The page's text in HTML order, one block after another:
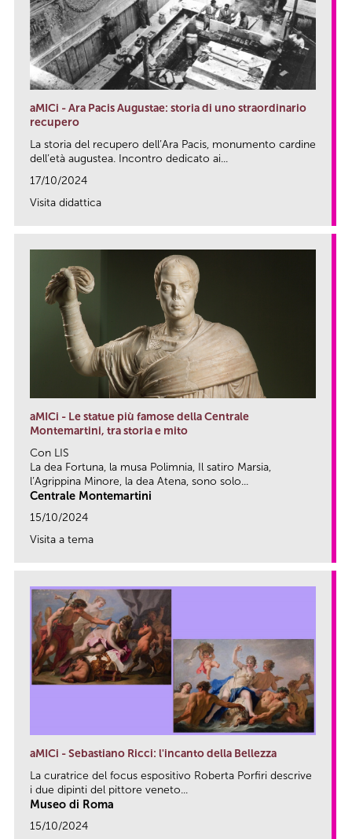
aMICi - Ara Pacis Augustae: storia di uno straordinario
recupero
La storia del recupero dell’Ara Pacis, monumento cardine
dell’età augustea. Incontro dedicato ai...
17/10/2024
Visita didattica
aMICi - Le statue più famose della Centrale
Montemartini, tra storia e mito
Con LIS
La dea Fortuna, la musa Polimnia, Il satiro Marsia,
l’Agrippina Minore, la dea Atena, sono solo...
Centrale Montemartini
15/10/2024
Visita a tema
aMICi - Sebastiano Ricci: l'incanto della Bellezza
La curatrice del focus espositivo Roberta Porfiri descrive
i due dipinti del pittore veneto...
Museo di Roma
15/10/2024